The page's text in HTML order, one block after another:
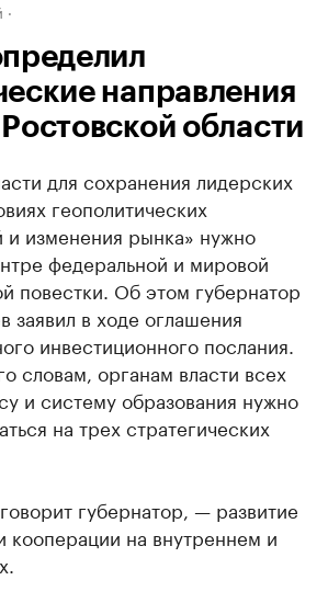
направления
области
для сохранения лидерских
геополитических
изменения рынка» нужно
федеральной и мировой
повестки. Об этом губернатор
заявил в ходе оглашения
инвестиционного послания.
словам, органам власти всех
и систему образования нужно
на трех стратегических
губернатор, — развитие
кооперации на внутреннем и